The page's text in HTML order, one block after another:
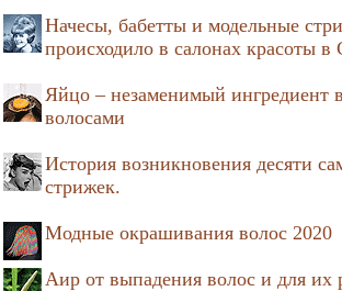
Начесы, бабетты и модельные
происходило в салонах красоты
Яйцо – незаменимый ингредиент в
волосами
История возникновения десяти
стрижек.
Модные окрашивания волос 2020
Аир от выпадения волос и для их